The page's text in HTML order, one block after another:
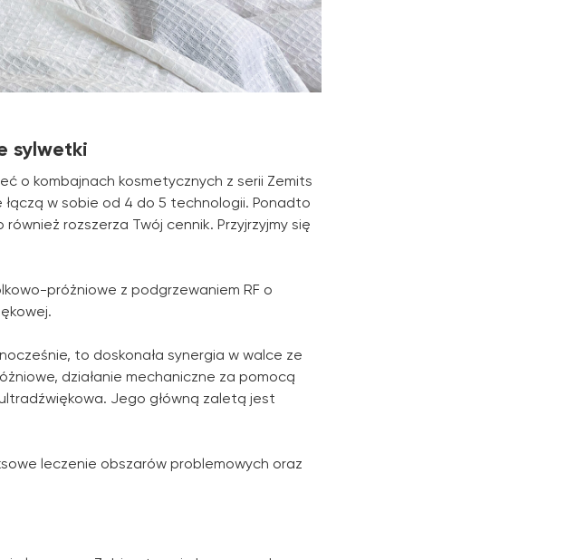
sylwetki
o kombajnach kosmetycznych z serii Zemits
w sobie od 4 do 5 technologii. Ponadto
rozszerza Twój cennik. Przyjrzyjmy się
próżniowe z podgrzewaniem RF o
to doskonała synergia w walce ze
działanie mechaniczne za pomocą
Jego główną zaletą jest
leczenie obszarów problemowych oraz